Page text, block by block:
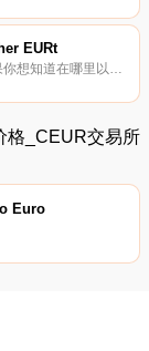
EURt
如果你想知道在哪里以当前价格购买Tether EURt,目前交易{Tether EURt]股票的顶级加密货币交易所是OKX、Bitget、Gate.io、HuoEURT和Uniswap（V3）。您可以在我们的加密货币交易所页面上找到其他列表.
格_CEUR交易所
Euro